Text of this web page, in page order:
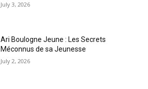
July 3, 2026
Ari Boulogne Jeune : Les Secrets
Méconnus de sa Jeunesse
July 2, 2026